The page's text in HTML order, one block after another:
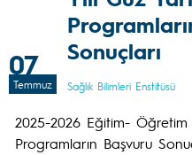
07
Temmuz
Sonuçları
Sağlık Bilimleri Enstitüsü
2025-2026 Eğitim- Öğretim
Programların Başvuru